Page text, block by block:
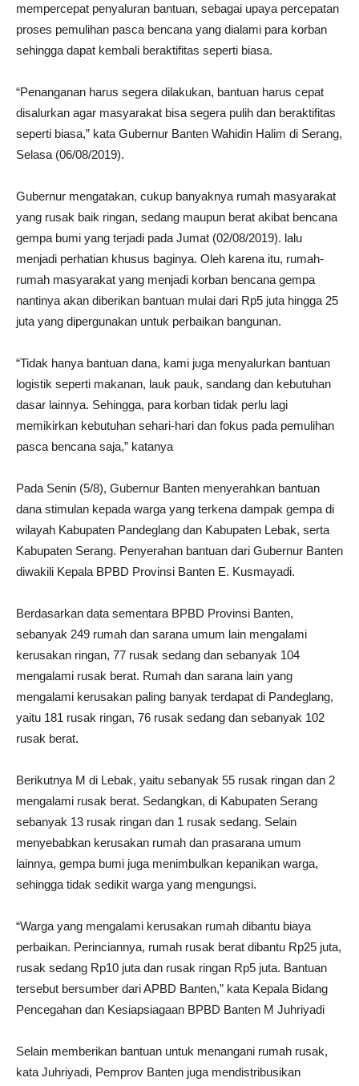
mempercepat penyaluran bantuan, sebagai upaya percepatan
proses pemulihan pasca bencana yang dialami para korban
sehingga dapat kembali beraktifitas seperti biasa.
“Penanganan harus segera dilakukan, bantuan harus cepat
disalurkan agar masyarakat bisa segera pulih dan beraktifitas
seperti biasa,” kata Gubernur Banten Wahidin Halim di Serang,
Selasa (06/08/2019).
Gubernur mengatakan, cukup banyaknya rumah masyarakat
yang rusak baik ringan, sedang maupun berat akibat bencana
gempa bumi yang terjadi pada Jumat (02/08/2019). lalu
menjadi perhatian khusus baginya. Oleh karena itu, rumah-
rumah masyarakat yang menjadi korban bencana gempa
nantinya akan diberikan bantuan mulai dari Rp5 juta hingga 25
juta yang dipergunakan untuk perbaikan bangunan.
“Tidak hanya bantuan dana, kami juga menyalurkan bantuan
logistik seperti makanan, lauk pauk, sandang dan kebutuhan
dasar lainnya. Sehingga, para korban tidak perlu lagi
memikirkan kebutuhan sehari-hari dan fokus pada pemulihan
pasca bencana saja,” katanya
Pada Senin (5/8), Gubernur Banten menyerahkan bantuan
dana stimulan kepada warga yang terkena dampak gempa di
wilayah Kabupaten Pandeglang dan Kabupaten Lebak, serta
Kabupaten Serang. Penyerahan bantuan dari Gubernur Banten
diwakili Kepala BPBD Provinsi Banten E. Kusmayadi.
Berdasarkan data sementara BPBD Provinsi Banten,
sebanyak 249 rumah dan sarana umum lain mengalami
kerusakan ringan, 77 rusak sedang dan sebanyak 104
mengalami rusak berat. Rumah dan sarana lain yang
mengalami kerusakan paling banyak terdapat di Pandeglang,
yaitu 181 rusak ringan, 76 rusak sedang dan sebanyak 102
rusak berat.
Berikutnya M di Lebak, yaitu sebanyak 55 rusak ringan dan 2
mengalami rusak berat. Sedangkan, di Kabupaten Serang
sebanyak 13 rusak ringan dan 1 rusak sedang. Selain
menyebabkan kerusakan rumah dan prasarana umum
lainnya, gempa bumi juga menimbulkan kepanikan warga,
sehingga tidak sedikit warga yang mengungsi.
“Warga yang mengalami kerusakan rumah dibantu biaya
perbaikan. Perinciannya, rumah rusak berat dibantu Rp25 juta,
rusak sedang Rp10 juta dan rusak ringan Rp5 juta. Bantuan
tersebut bersumber dari APBD Banten,” kata Kepala Bidang
Pencegahan dan Kesiapsiagaan BPBD Banten M Juhriyadi
Selain memberikan bantuan untuk menangani rumah rusak,
kata Juhriyadi, Pemprov Banten juga mendistribusikan